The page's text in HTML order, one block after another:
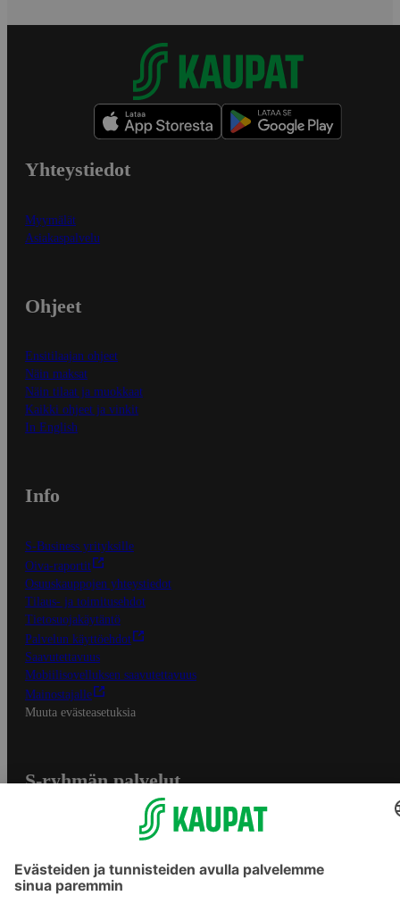
Yhteystiedot
Myymälät
Asiakaspalvelu
Ohjeet
Ensitilaajan ohjeet
Näin maksat
Näin tilaat ja muokkaat
Kaikki ohjeet ja vinkit
In English
Info
S-Business yrityksille
Oiva-raportit
Osuuskauppojen yhteystiedot
Tilaus- ja toimitusehdot
Tietosuojakäytäntö
Palvelun käyttöehdot
Saavutettavuus
Mobiilisovelluksen saavutettavuus
Mainostajalle
Muuta evästeasetuksia
S-ryhmän palvelut
Yhteishyvä Ruoka -sovellus
S-ostoslista -sovellus